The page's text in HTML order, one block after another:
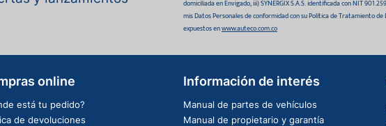
domiciliada en Envigado, iii) SYNERGIX S.A.S. identificada con NIT
mis Datos Personales de conformidad con su Política de Tratamiento
expuestos enwww.auteco.com.co
online
está tu pedido?
de devoluciones
Información de interés
Manual de partes de vehículos
Manual de propietario y garantía